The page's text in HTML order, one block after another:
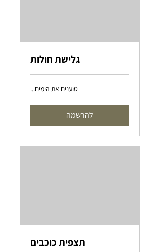
גלישת חולות
טוענים את הימים...
להרשמה
תצפית כוכבים